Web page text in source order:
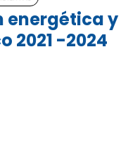
energética y
2021 -2024